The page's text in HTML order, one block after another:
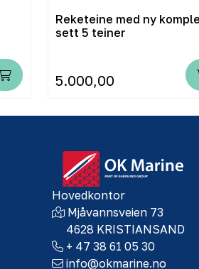
Reketeine med ny
sett 5 teiner
5.000,00
Hovedkontor
Mjåvannsveien 73
4628 KRISTIANSAND
+ 47 38 61 05 30
info@okmarine.no